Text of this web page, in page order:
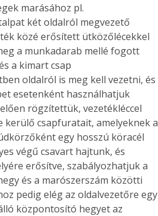
marásához pl.
két oldalról megvezető
közé erősített ütközőlécekkel
a munkadarab mellé fogott
a kimart csap
oldalról is meg kell vezetni, és
esetenként használhatjuk
rögzítettük, vezetékléccel
csapfuratait, amelyeknek a
egy hosszú köracél
végű csavart hajtunk, és
erősítve, szabályozhatjuk a
és a marószerszám közötti
pedig elég az oldalvezetőre egy
központosító hegyet az